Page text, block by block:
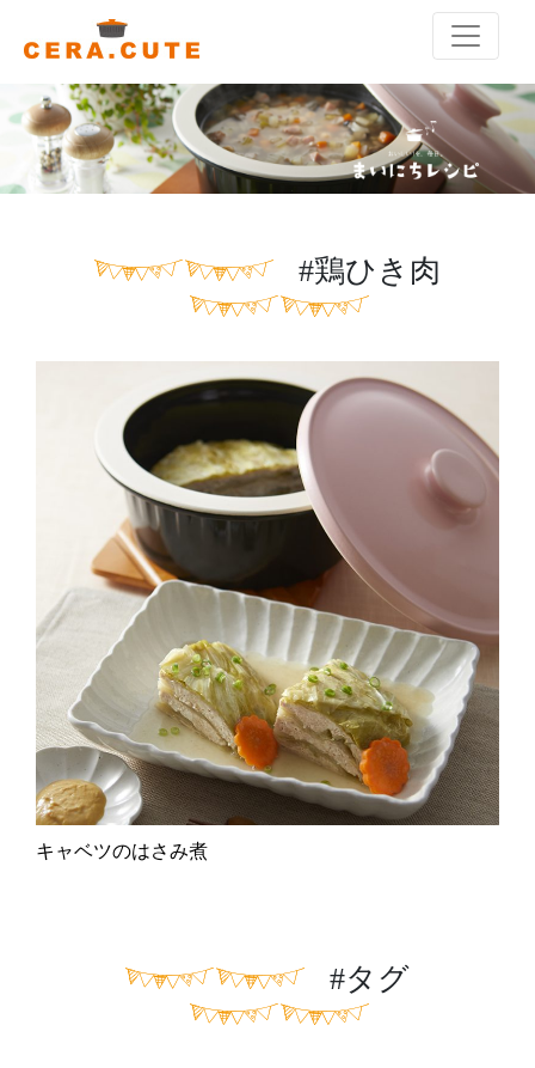
#鶏ひき肉
キャベツのはさみ煮
#タグ